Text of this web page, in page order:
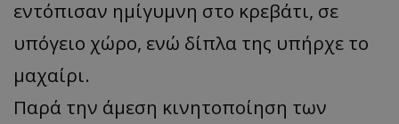
εντόπισαν ημίγυμνη στο κρεβάτι, σε
υπόγειο χώρο, ενώ δίπλα της υπήρχε το
μαχαίρι.
Παρά την άμεση κινητοποίηση των